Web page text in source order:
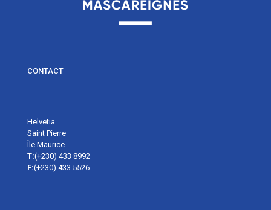
CONTACT
Helvetia
Saint Pierre
Île Maurice
T:(+230) 433 8992
F:(+230) 433 5526